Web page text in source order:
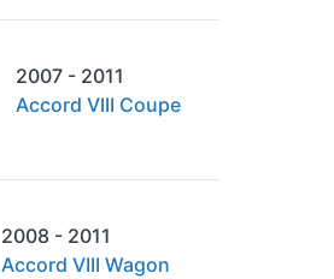
2007 - 2011
Accord VIII Coupe
2008 - 2011
Accord VIII Wagon